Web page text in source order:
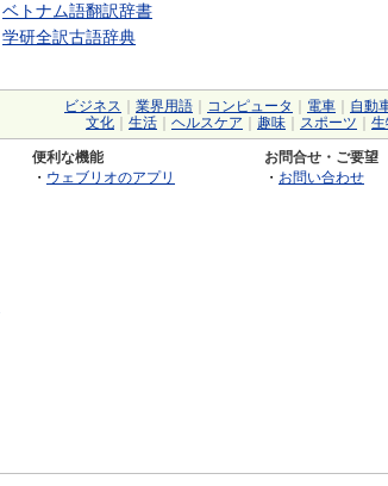
ベトナム語翻訳辞書
学研全訳古語辞典
ビジネス 業界用語 コンピュータ 電車 自動
文化
生活 ヘルスケア 趣味 スポーツ 生
便利な機能
・ ウェブリオのアプリ
お問合せ・ご要望
・ お問い合わせ